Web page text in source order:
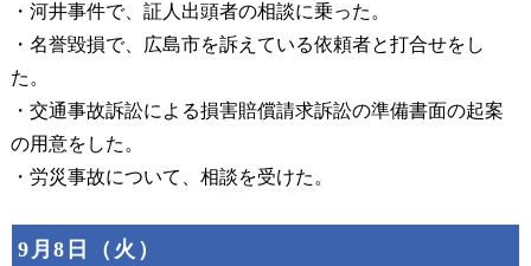
・河井事件で、証人出頭者の相談に乗った。
・名誉毀損で、広島市を訴えている依頼者と打合せをし
た。
・交通事故訴訟による損害賠償請求訴訟の準備書面の起案
の用意をした。
・労災事故について、相談を受けた。
9月8日（火）